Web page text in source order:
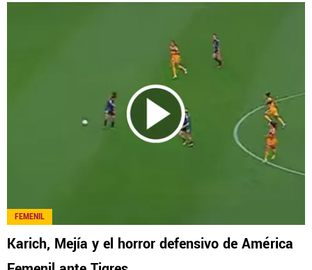
FEMENIL
Karich, Mejía y el horror defensivo de América